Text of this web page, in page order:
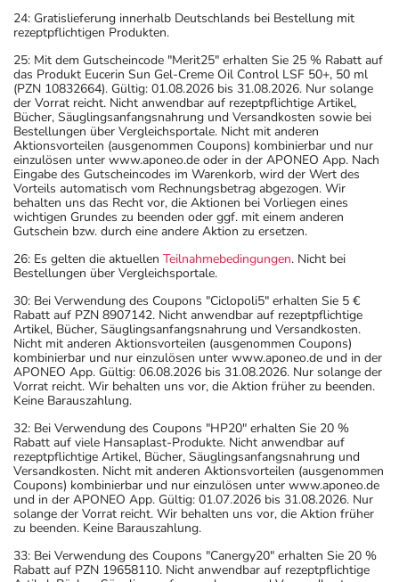
24: Gratislieferung innerhalb Deutschlands bei Bestellung mit
rezeptpflichtigen Produkten.
25: Mit dem Gutscheincode "Merit25" erhalten Sie 25 % Rabatt auf
das Produkt Eucerin Sun Gel-Creme Oil Control LSF 50+, 50 ml
(PZN 10832664). Gültig: 01.08.2026 bis 31.08.2026. Nur solange
der Vorrat reicht. Nicht anwendbar auf rezeptpflichtige Artikel,
Bücher, Säuglingsanfangsnahrung und Versandkosten sowie bei
Bestellungen über Vergleichsportale. Nicht mit anderen
Aktionsvorteilen (ausgenommen Coupons) kombinierbar und nur
einzulösen unter www.aponeo.de oder in der APONEO App. Nach
Eingabe des Gutscheincodes im Warenkorb, wird der Wert des
Vorteils automatisch vom Rechnungsbetrag abgezogen. Wir
behalten uns das Recht vor, die Aktionen bei Vorliegen eines
wichtigen Grundes zu beenden oder ggf. mit einem anderen
Gutschein bzw. durch eine andere Aktion zu ersetzen.
26: Es gelten die aktuellen Teilnahmebedingungen. Nicht bei
Bestellungen über Vergleichsportale.
30: Bei Verwendung des Coupons "Ciclopoli5" erhalten Sie 5 €
Rabatt auf PZN 8907142. Nicht anwendbar auf rezeptpflichtige
Artikel, Bücher, Säuglingsanfangsnahrung und Versandkosten.
Nicht mit anderen Aktionsvorteilen (ausgenommen Coupons)
kombinierbar und nur einzulösen unter www.aponeo.de und in der
APONEO App. Gültig: 06.08.2026 bis 31.08.2026. Nur solange der
Vorrat reicht. Wir behalten uns vor, die Aktion früher zu beenden.
Keine Barauszahlung.
32: Bei Verwendung des Coupons "HP20" erhalten Sie 20 %
Rabatt auf viele Hansaplast-Produkte. Nicht anwendbar auf
rezeptpflichtige Artikel, Bücher, Säuglingsanfangsnahrung und
Versandkosten. Nicht mit anderen Aktionsvorteilen (ausgenommen
Coupons) kombinierbar und nur einzulösen unter www.aponeo.de
und in der APONEO App. Gültig: 01.07.2026 bis 31.08.2026. Nur
solange der Vorrat reicht. Wir behalten uns vor, die Aktion früher
zu beenden. Keine Barauszahlung.
33: Bei Verwendung des Coupons "Canergy20" erhalten Sie 20 %
Rabatt auf PZN 19658110. Nicht anwendbar auf rezeptpflichtige